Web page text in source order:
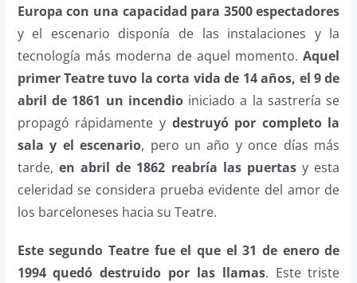
Europa con una capacidad para 3500 espectadores
y el escenario disponía de las instalaciones y la
tecnología más moderna de aquel momento.Aquel
primer Teatre tuvo la corta vida de 14 años, el 9 de
abril de 1861 un incendioiniciado a la sastrería se
propagó rápidamente y destruyó por completo la
sala y el escenario, pero un año y once días más
tarde, en abril de 1862 reabría las puertas y esta
celeridad se considera prueba evidente del amor de
los barceloneses hacia su Teatre.
Este segundo Teatre fue el que el 31 de enero de
1994 quedó destruido por las llamas. Este triste